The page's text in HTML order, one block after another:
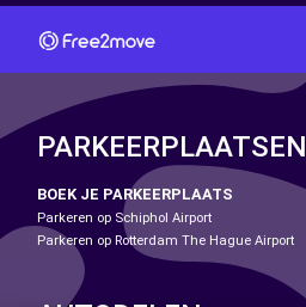
PARKEERPLAATSEN
BOEK JE PARKEERPLAATS
Parkeren op Schiphol Airport
Parkeren op Rotterdam The Hague Airport